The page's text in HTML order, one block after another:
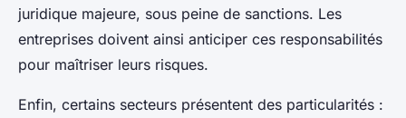
juridique majeure, sous peine de sanctions. Les
entreprises doivent ainsi anticiper ces responsabilités
pour maîtriser leurs risques.
Enfin, certains secteurs présentent des particularités :